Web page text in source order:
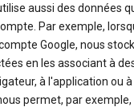
aussi des données
Par exemple,
Google, nous
en les associant à
à l'application ou à
permet, par